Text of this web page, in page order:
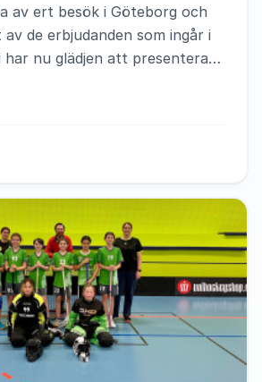
av ert besök i Göteborg och
de erbjudanden som ingår i
har nu glädjen att presentera